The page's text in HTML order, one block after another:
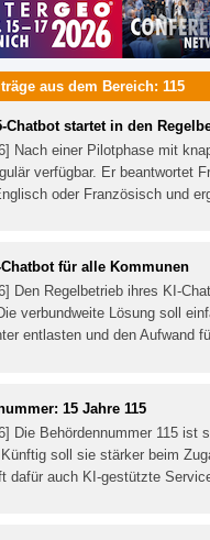
aus dem Bereich: 115
Chatbot startet in den
Nach einer Pilotphase mit
verfügbar. Er beantwortet
oder Französisch und
Chatbot für alle Kommunen
Den Regelbetrieb ihres KI-
verbundweite Lösung soll
entlasten und den Aufwand
15 Jahre 115
Die Behördennummer 115 ist
soll sie stärker beim
dafür auch KI-gestützte